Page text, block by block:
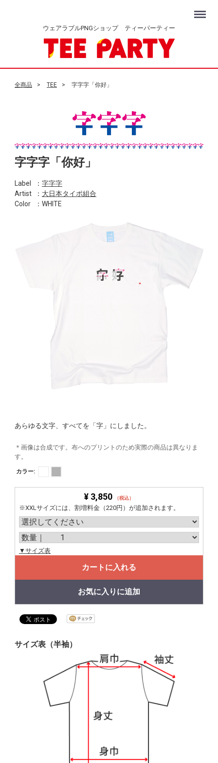
ウェアラブルPNGショップ ティーパーティー
Menu
全商品 TEE 字字字「你好」
字字字「你好」
Label ： 字字字
Artist
： 大日本タイポ組合
Color
：WHITE
あらゆる文字、すべてを「字」にしました。
＊画像は合成です。布へのプリントのため実際の商品は異なりま
す。
カラー:
¥ 3,850 （税込）
※XXLサイズには、割増料金（220円）が追加されます。
▼サイズ表
カートに入れる
お気に入りに追加
サイズ表（半袖）